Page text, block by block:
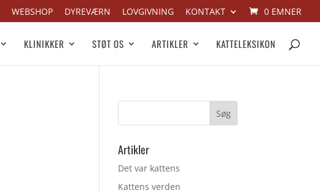
WEBSHOP DYREVÆRN LOVGIVNING KONTAKT 0 EMNER
KLINIKKER STØT OS ARTIKLER KATTELEKSIKON
Artikler
Det var kattens
Kattens verden